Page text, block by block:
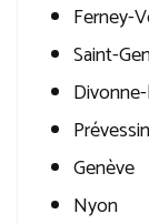
Ferney-
Saint-
Genève
Nyon